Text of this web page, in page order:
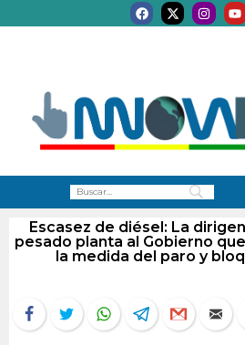
Escasez de diésel: La
pesado planta al Gobierno
la medida del paro y